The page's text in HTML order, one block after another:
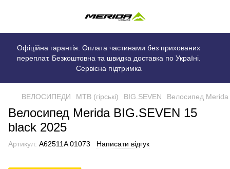
Офіційна гарантія. Оплата частинами без прихованих
переплат. Безкоштовна та швидка доставка по Україні.
Сервісна підтримка
ВЕЛОСИПЕДИ MTB (гірські) BIG.SEVEN Велосипед
Велосипед Merida BIG.SEVEN 15
black 2025
Артикул: A62511A 01073 Написати відгук